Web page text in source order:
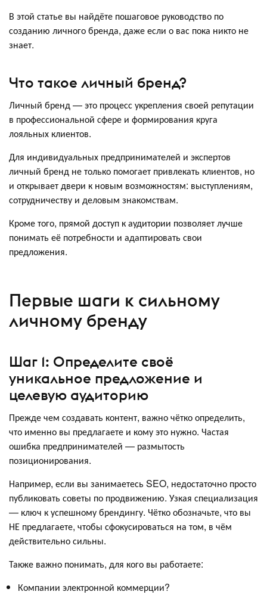
В этой статье вы найдёте пошаговое руководство по
созданию личного бренда, даже если о вас пока никто не
знает.
Что такое личный бренд?
Личный бренд — это процесс укрепления своей репутации
в профессиональной сфере и формирования круга
лояльных клиентов.
Для индивидуальных предпринимателей и экспертов
личный бренд не только помогает привлекать клиентов, но
и открывает двери к новым возможностям: выступлениям,
сотрудничеству и деловым знакомствам.
Кроме того, прямой доступ к аудитории позволяет лучше
понимать её потребности и адаптировать свои
предложения.
Первые шаги к сильному
личному бренду
Шаг 1: Определите своё
уникальное предложение и
целевую аудиторию
Прежде чем создавать контент, важно чётко определить,
что именно вы предлагаете и кому это нужно. Частая
ошибка предпринимателей — размытость
позиционирования.
Например, если вы занимаетесь SEO, недостаточно просто
публиковать советы по продвижению. Узкая специализация
— ключ к успешному брендингу. Чётко обозначьте, что вы
НЕ предлагаете, чтобы сфокусироваться на том, в чём
действительно сильны.
Также важно понимать, для кого вы работаете:
Компании электронной коммерции?